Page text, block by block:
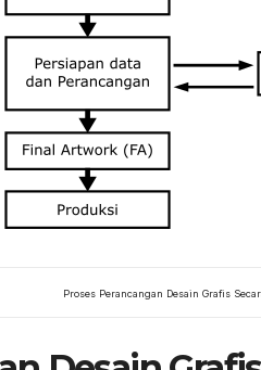
Proses Perancangan Desain Grafis